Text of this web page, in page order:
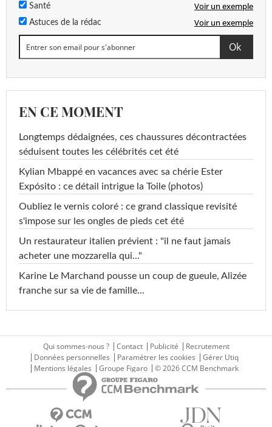
Santé Voir un exemple
Astuces de la rédac Voir un exemple
EN CE MOMENT
Longtemps dédaignées, ces chaussures décontractées
séduisent toutes les célébrités cet été
Kylian Mbappé en vacances avec sa chérie Ester
Expósito : ce détail intrigue la Toile (photos)
Oubliez le vernis coloré : ce grand classique revisité
s'impose sur les ongles de pieds cet été
Un restaurateur italien prévient : "il ne faut jamais
acheter une mozzarella qui..."
Karine Le Marchand pousse un coup de gueule, Alizée
franche sur sa vie de famille...
Qui sommes-nous ? Contact Publicité
Recrutement
Données personnelles
Paramétrer les cookies
Gérer Utiq
Mentions légales
Groupe Figaro © 2026 CCM Benchmark